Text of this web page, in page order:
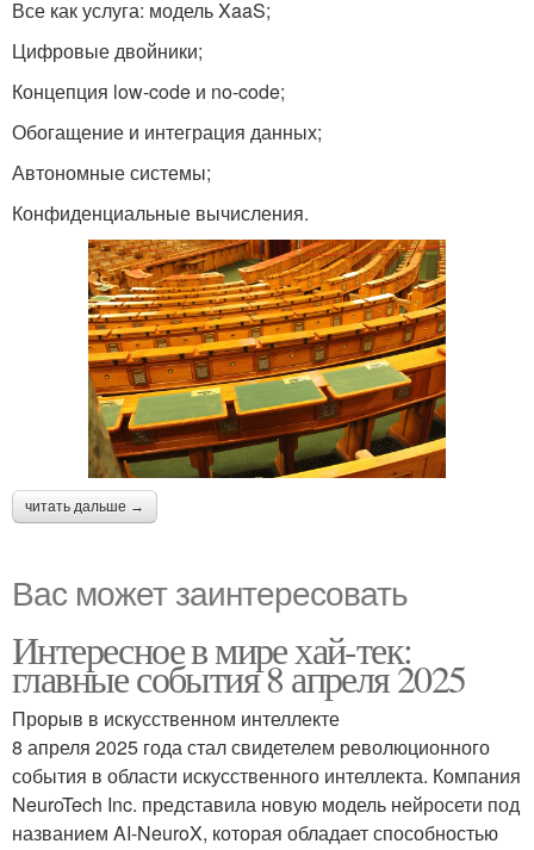
Все как услуга: модель XaaS;
Цифровые двойники;
Концепция low-code и no-code;
Обогащение и интеграция данных;
Автономные системы;
Конфиденциальные вычисления.
читать дальше →
Вас может заинтересовать
Интересное в мире хай-тек:
главные события 8 апреля 2025
Прорыв в искусственном интеллекте
8 апреля 2025 года стал свидетелем революционного
события в области искусственного интеллекта. Компания
NeuroTech Inc. представила новую модель нейросети под
названием AI-NeuroX, которая обладает способностью